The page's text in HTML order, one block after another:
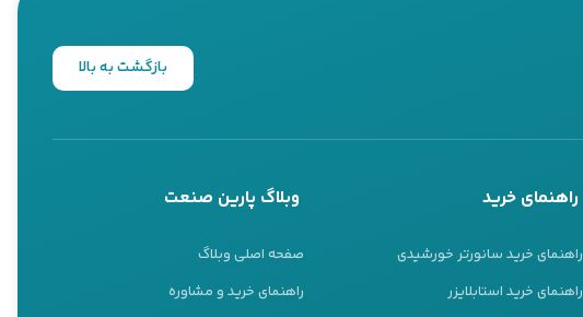
بازگشت به بالا
راهنمای خرید
راهنمای خرید سانورتر خورشیدی
راهنمای خرید استابلایزر
وبلاگ پارین صنعت
صفحه اصلی وبلاگ
راهنمای خرید و مشاوره